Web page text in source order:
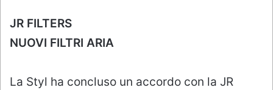
JR FILTERS
NUOVI FILTRI ARIA
La Styl ha concluso un accordo con la JR